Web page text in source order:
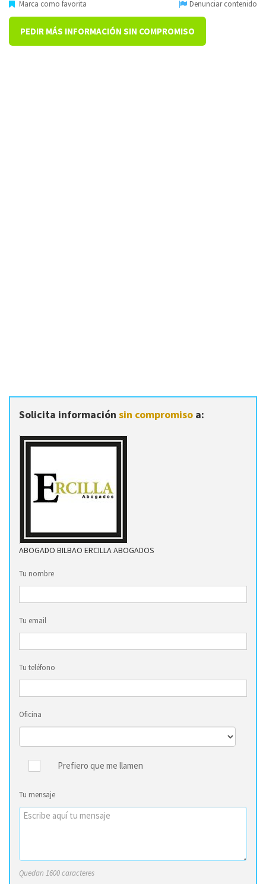
Marca como favorita Denunciar contenido
PEDIR MÁS INFORMACIÓN SIN COMPROMISO
Solicita información sin compromiso a:
ABOGADO BILBAO ERCILLA ABOGADOS
Tu nombre
Tu email
Tu teléfono
Oficina
Prefiero que me llamen
Tu mensaje
Quedan 1600 caracteres